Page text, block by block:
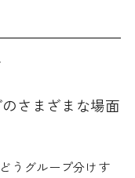
さまざまな場面
うグループ分けす